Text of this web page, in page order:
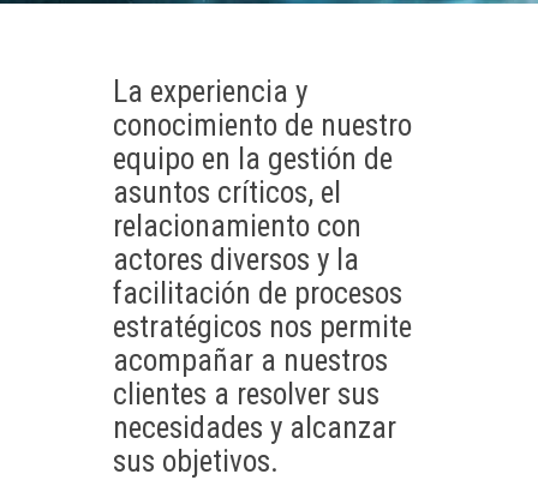
La experiencia y
conocimiento de nuestro
equipo en la gestión de
asuntos críticos, el
relacionamiento con
actores diversos y la
facilitación de procesos
estratégicos nos permite
acompañar a nuestros
clientes a resolver sus
necesidades y alcanzar
sus objetivos.